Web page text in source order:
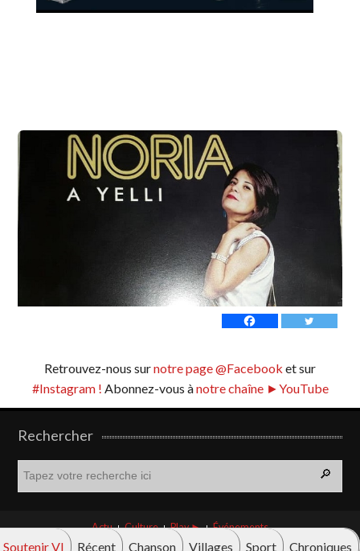
Retrouvez-nous surnotre page @Facebook et sur
#Instagram ! Abonnez-vous ànotre chaîne ►YouTube
Soutenir VI Récent Chanson Villages Sport Chroniques
Rechercher
e
r
Actu Culture Play ► Événements
© Vava innova 2026. Tous droits réservés.